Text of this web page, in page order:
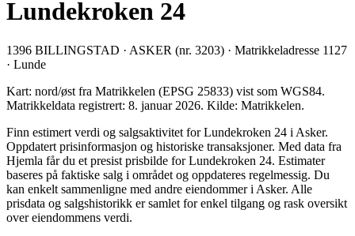
Lundekroken 24
1396 BILLINGSTAD · ASKER (nr. 3203) · Matrikkeladresse 1127
· Lunde
Kart: nord/øst fra Matrikkelen (EPSG 25833) vist som WGS84.
Matrikkeldata registrert: 8. januar 2026. Kilde: Matrikkelen.
Finn estimert verdi og salgsaktivitet for Lundekroken 24 i Asker.
Oppdatert prisinformasjon og historiske transaksjoner. Med data fra
Hjemla får du et presist prisbilde for Lundekroken 24. Estimater
baseres på faktiske salg i området og oppdateres regelmessig. Du
kan enkelt sammenligne med andre eiendommer i Asker. Alle
prisdata og salgshistorikk er samlet for enkel tilgang og rask oversikt
over eiendommens verdi.